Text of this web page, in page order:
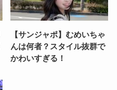
【サンジャポ】むめいちゃ
んは何者？スタイル抜群で
かわいすぎる！